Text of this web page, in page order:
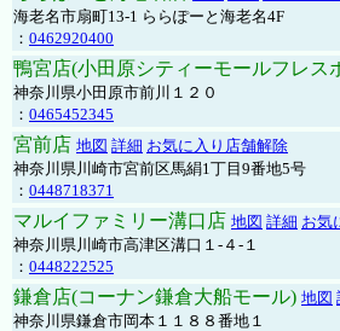
海老名市扇町13-1 ららぽーと海老名4F
： 0462920400
鴨宮店(小田原シティーモールフレス
神奈川県小田原市前川１２０
： 0465452345
宮前店 地図 詳細 お気に入り店舗解除
神奈川県川崎市宮前区馬絹1丁目9番地5号
： 0448718371
マルイファミリー溝口店 地図 詳細 お気
神奈川県川崎市高津区溝口１-４-１
： 0448222525
鎌倉店(コーナン鎌倉大船モール) 地図
神奈川県鎌倉市岡本１１８８番地１